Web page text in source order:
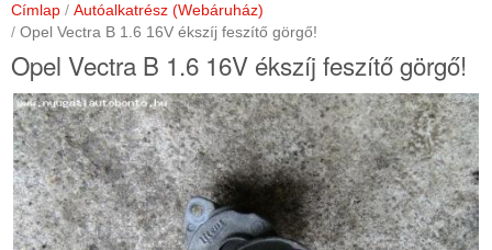
Címlap
Autóalkatrész (Webáruház)
Opel Vectra B 1.6 16V ékszíj feszítő görgő!
Opel Vectra B 1.6 16V ékszíj feszítő görgő!